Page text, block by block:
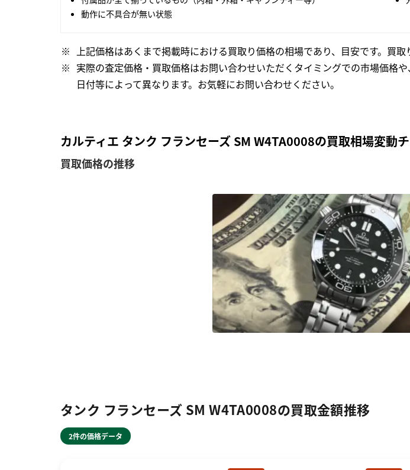
動作に不具合が無い状態
上記価格はあくまで掲載時における買取り価格の相場であり、目安です。買
実際の査定価格・買取価格はお問い合わせいただくタイミングでの市場価格
日付等によって異なります。お気軽にお問い合わせください。
カルティエ タンク フランセーズ SM W4TA0008の買取相場変動
買取価格の推移
タンク フランセーズ SM W4TA0008の買取金額推移
2件の価格データ